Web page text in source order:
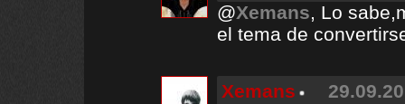
@Xemans, Lo
el tema de
Xemans